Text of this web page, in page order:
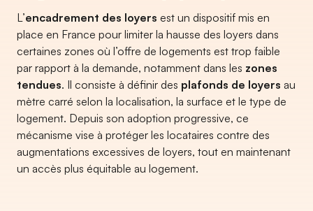
L’encadrement des loyers est un dispositif mis en
place en France pour limiter la hausse des loyers dans
certaines zones où l’offre de logements est trop faible
par rapport à la demande, notamment dans les zones
tendues. Il consiste à définir des plafonds de loyers au
mètre carré selon la localisation, la surface et le type de
logement. Depuis son adoption progressive, ce
mécanisme vise à protéger les locataires contre des
augmentations excessives de loyers, tout en maintenant
un accès plus équitable au logement.